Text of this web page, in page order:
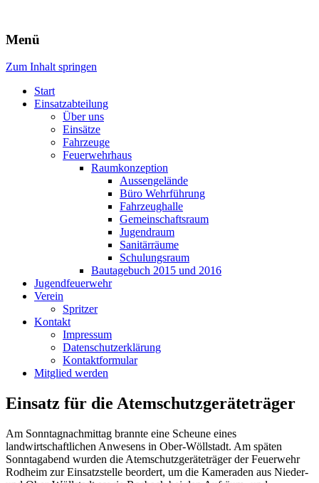
Freiwillige Feuerwehr Rodheim
v.d.H.
Menü
Zum Inhalt springen
Start
Einsatzabteilung
Über uns
Einsätze
Fahrzeuge
Feuerwehrhaus
Raumkonzeption
Aussengelände
Büro Wehrführung
Fahrzeughalle
Gemeinschaftsraum
Jugendraum
Sanitärräume
Schulungsraum
Bautagebuch 2015 und 2016
Jugendfeuerwehr
Verein
Spritzer
Kontakt
Impressum
Datenschutzerklärung
Kontaktformular
Mitglied werden
Einsatz für die Atemschutzgeräteträger
Am Sonntagnachmittag brannte eine Scheune eines
landwirtschaftlichen Anwesens in Ober-Wöllstadt. Am späten
Sonntagabend wurden die Atemschutzgeräteträger der Feuerwehr
Rodheim zur Einsatzstelle beordert, um die Kameraden aus Nieder-